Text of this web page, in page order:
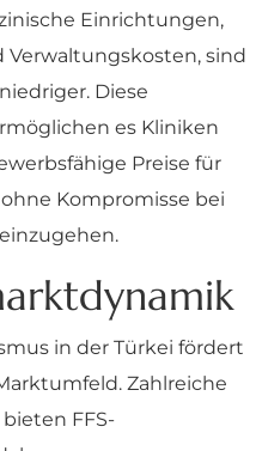
Einrichtungen,
sind
Diese
es Kliniken
Preise für
Kompromisse bei
in der Türkei fördert
Zahlreiche
FFS-